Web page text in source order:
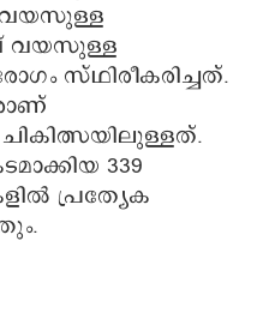
വയസുള്ള
വയസുള്ള
സ്ഥിരീകരിച്ചത്.
339
പ്രത്യേക